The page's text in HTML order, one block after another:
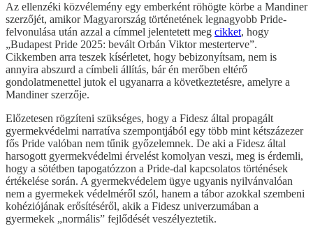
Az ellenzéki közvélemény egy emberként röhögte körbe a Mandiner
szerzőjét, amikor Magyarország történetének legnagyobb Pride-
felvonulása után azzal a címmel jelentetett meg cikket, hogy
„Budapest Pride 2025: bevált Orbán Viktor mesterterve”.
Cikkemben arra teszek kísérletet, hogy bebizonyítsam, nem is
annyira abszurd a címbeli állítás, bár én merőben eltérő
gondolatmenettel jutok el ugyanarra a következtetésre, amelyre a
Mandiner szerzője.
Előzetesen rögzíteni szükséges, hogy a Fidesz által propagált
gyermekvédelmi narratíva szempontjából egy több mint kétszázezer
fős Pride valóban nem tűnik győzelemnek. De aki a Fidesz által
harsogott gyermekvédelmi érvelést komolyan veszi, meg is érdemli,
hogy a sötétben tapogatózzon a Pride-dal kapcsolatos történések
értékelése során. A gyermekvédelem ügye ugyanis nyilvánvalóan
nem a gyermekek védelméről szól, hanem a tábor azokkal szembeni
kohéziójának erősítéséről, akik a Fidesz univerzumában a
gyermekek „normális” fejlődését veszélyeztetik.